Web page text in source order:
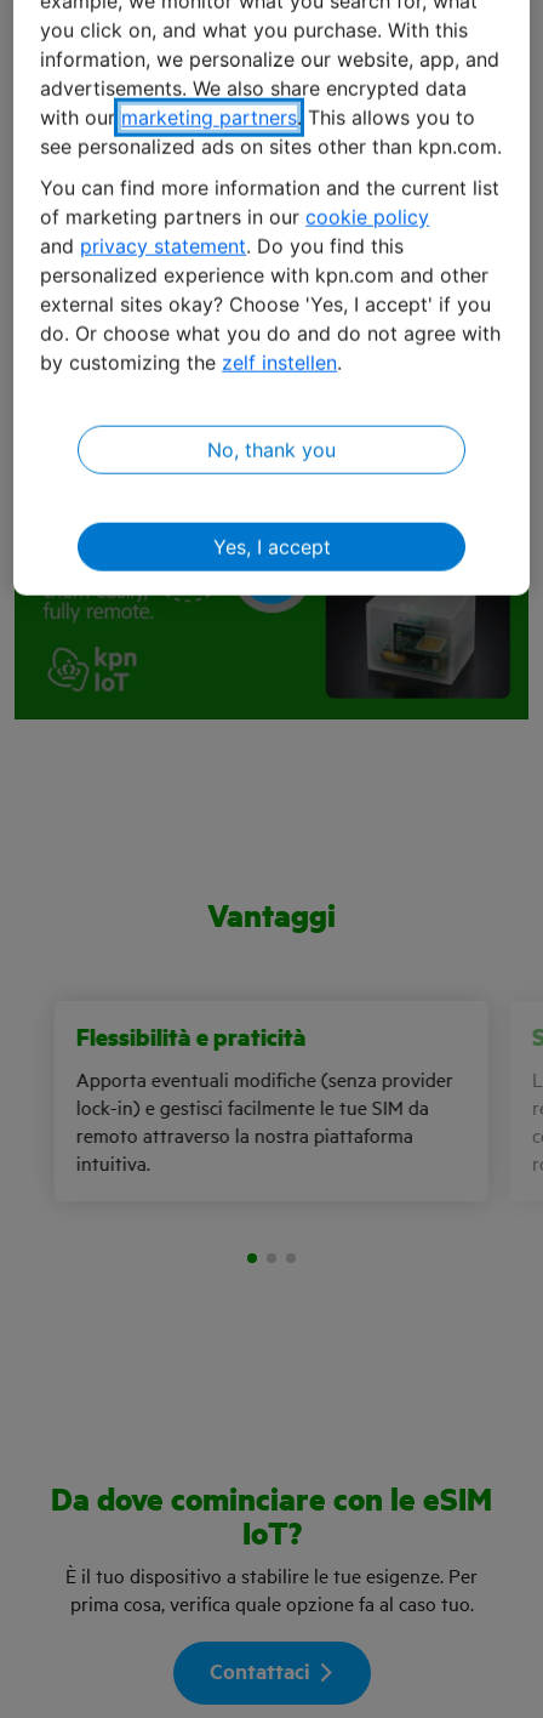
Un mondo di nuove possibilità
È arrivata.La eSIM di ultima generazione sviluppata per
l’IoT. Un passepartout per progetti IoT globali all’insegna
della massima libertà. Passa da un provider a un altro
ogni volta che vuoi, continua a crescere oltre confine e
gestisci le SIM da remoto: finalmente tutto questo è
realtà. Ed è grazie a SGP.32, il nuovo standard per eSIM di
GSMA, che combina il meglio delle tecnologie RSP
precedenti. Nessun vincolo, solo agilità. Sei alla ricerca di
flessibilità, stabilità e scalabilità? La nuova eSIM IoT è la
soluzione che fa per te.
Vantaggi
Flessibilità e praticità
Apporta eventuali modifiche (senza provider
lock-in) e gestisci facilmente le tue SIM da
remoto attraverso la nostra piattaforma
intuitiva.
Da dove cominciare con le eSIM
IoT?
È il tuo dispositivo a stabilire le tue esigenze. Per
prima cosa, verifica quale opzione fa al caso tuo.
Contattaci
you click on, and what you purchase. With this
information, we personalize our website, app, and
advertisements. We also share encrypted data
with our marketing partners. This allows you to
see personalized ads on sites other than kpn.com.
You can find more information and the current list
of marketing partners in our cookie policy
and privacy statement. Do you find this
personalized experience with kpn.com and other
external sites okay? Choose 'Yes, I accept' if you
do. Or choose what you do and do not agree with
by customizing the zelf instellen.
No, thank you
Yes, I accept